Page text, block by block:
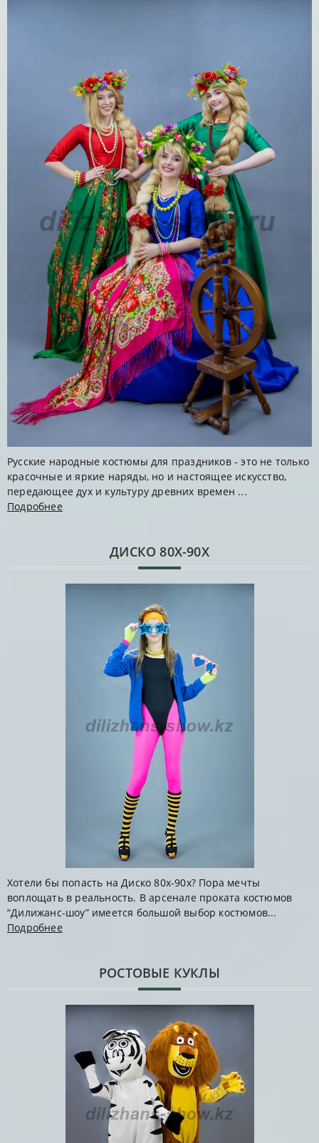
Русские народные костюмы для праздников - это не только
красочные и яркие наряды, но и настоящее искусство,
передающее дух и культуру древних времен ...
Подробнее
ДИСКО 80Х-90Х
Хотели бы попасть на Диско 80х-90х? Пора мечты
воплощать в реальность. В арсенале проката костюмов
“Дилижанс-шоу” имеется большой выбор костюмов...
Подробнее
РОСТОВЫЕ КУКЛЫ